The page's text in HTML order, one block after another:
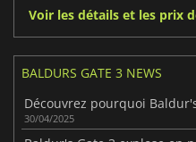
Voir les détails et les prix
BALDURS GATE 3 NEWS
30/04/2025